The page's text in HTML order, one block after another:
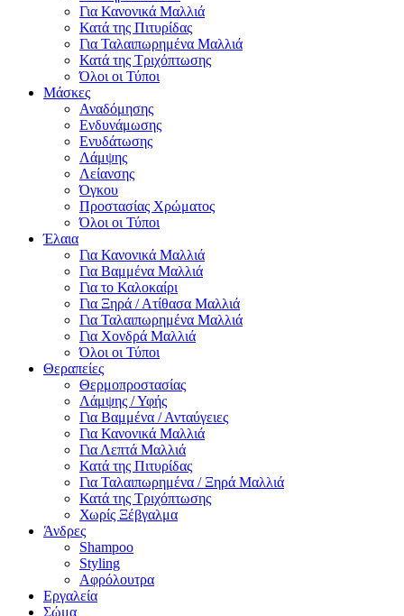
Για Κανονικά Μαλλιά
Κατά της Πιτυρίδας
Για Ταλαιπωρημένα Μαλλιά
Κατά της Τριχόπτωσης
Όλοι οι Τύποι
Μάσκες
Αναδόμησης
Ενδυνάμωσης
Ενυδάτωσης
Λάμψης
Λείανσης
Όγκου
Προστασίας Χρώματος
Όλοι οι Τύποι
Έλαια
Για Κανονικά Μαλλιά
Για Βαμμένα Μαλλιά
Για το Καλοκαίρι
Για Ξηρά / Ατίθασα Μαλλιά
Για Ταλαιπωρημένα Μαλλιά
Για Χονδρά Μαλλιά
Όλοι οι Τύποι
Θεραπείες
Θερμοπροστασίας
Λάμψης / Υφής
Για Βαμμένα / Ανταύγειες
Για Κανονικά Μαλλιά
Για Λεπτά Μαλλιά
Κατά της Πιτυρίδας
Για Ταλαιπωρημένα / Ξηρά Μαλλιά
Κατά της Τριχόπτωσης
Χωρίς Ξέβγαλμα
Άνδρες
Shampoo
Styling
Αφρόλουτρα
Εργαλεία
Σώμα